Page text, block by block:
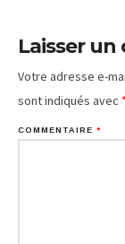
Laisser
Votre adresse e-
sont indiqués avec *
COMMENTAIRE *